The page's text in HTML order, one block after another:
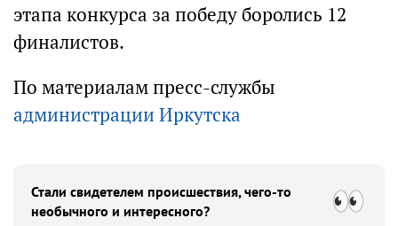
этапа конкурса за победу боролись 12
финалистов.
По материалам пресс-службы
администрации Иркутска
Стали свидетелем происшествия, чего-то
необычного и интересного?